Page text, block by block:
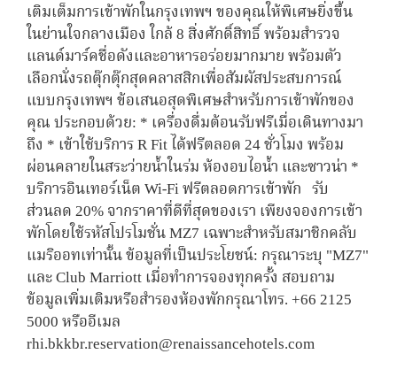
เติมเต็มการเข้าพักในกรุงเทพฯ ของคุณให้พิเศษยิ่งขึ้น
ในย่านใจกลางเมือง ใกล้ 8 สิ่งศักดิ์สิทธิ์ พร้อมสำรวจ
แลนด์มาร์คชื่อดังและอาหารอร่อยมากมาย พร้อมตัว
เลือกนั่งรถตุ๊กตุ๊กสุดคลาสสิกเพื่อสัมผัสประสบการณ์
แบบกรุงเทพฯ ข้อเสนอสุดพิเศษสำหรับการเข้าพักของ
คุณ ประกอบด้วย: * เครื่องดื่มต้อนรับฟรีเมื่อเดินทางมา
ถึง * เข้าใช้บริการ R Fit ได้ฟรีตลอด 24 ชั่วโมง พร้อม
ผ่อนคลายในสระว่ายน้ำในร่ม ห้องอบไอน้ำ และซาวน่า *
บริการอินเทอร์เน็ต Wi-Fi ฟรีตลอดการเข้าพัก รับ
ส่วนลด 20% จากราคาที่ดีที่สุดของเรา เพียงจองการเข้า
พักโดยใช้รหัสโปรโมชั่น MZ7 เฉพาะสำหรับสมาชิกคลับ
แมริออทเท่านั้น ข้อมูลที่เป็นประโยชน์: กรุณาระบุ "MZ7"
และ Club Marriott เมื่อทำการจองทุกครั้ง สอบถาม
ข้อมูลเพิ่มเติมหรือสำรองห้องพักกรุณาโทร. +66 2125
5000 หรืออีเมล
rhi.bkkbr.reservation@renaissancehotels.com